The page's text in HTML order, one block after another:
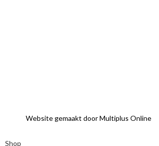
Website gemaakt door Multiplus Online
Shop